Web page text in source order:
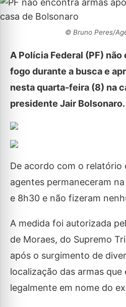
© Bruno Peres/
A Polícia Federal (PF)
fogo durante a busca e
nesta quarta-feira (8) na
presidente Jair Bolsonaro.
De acordo com o relatório
agentes permaneceram
e 8h30 e não fizeram
A medida foi autorizada
de Moraes, do Supremo
após o surgimento de
localização das armas
legalmente em nome do